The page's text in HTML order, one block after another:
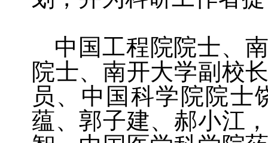
中国工程院院士、
院士、南开大学副校
员、中国科学院院士
蕴、郭子建、郝小江